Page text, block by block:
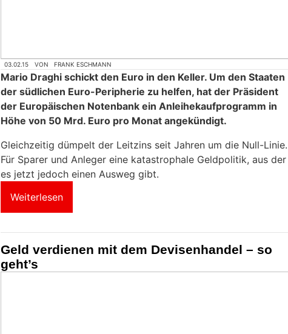
03.02.15 VON FRANK ESCHMANN
Mario Draghi schickt den Euro in den Keller. Um den Staaten
der südlichen Euro-Peripherie zu helfen, hat der Präsident
der Europäischen Notenbank ein Anleihekaufprogramm in
Höhe von 50 Mrd. Euro pro Monat angekündigt.
Gleichzeitig dümpelt der Leitzins seit Jahren um die Null-Linie.
Für Sparer und Anleger eine katastrophale Geldpolitik, aus der
es jetzt jedoch einen Ausweg gibt.
Weiterlesen
Geld verdienen mit dem Devisenhandel – so
geht’s